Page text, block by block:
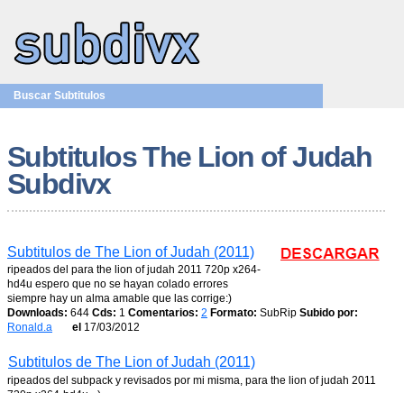
Buscar Subtitulos
Subtitulos The Lion of Judah
Subdivx
Subtitulos de The Lion of Judah (2011)
ripeados del para the lion of judah 2011 720p x264-
hd4u espero que no se hayan colado errores
siempre hay un alma amable que las corrige:)
Downloads: 644 Cds: 1 Comentarios: 2 Formato: SubRip Subido por:
Ronald.a
el 17/03/2012
Subtitulos de The Lion of Judah (2011)
ripeados del subpack y revisados por mi misma, para the lion of judah 2011